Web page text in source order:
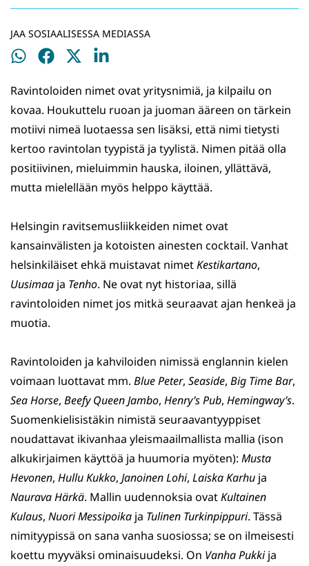
JAA SOSIAALISESSA MEDIASSA
Jaa
Jaa
Jaa
Jaa
Ravintoloiden nimet ovat yritysnimiä, ja kilpailu on
kovaa. Houkuttelu ruoan ja juoman ääreen on tärkein
motiivi nimeä luotaessa sen lisäksi, että nimi tietysti
kertoo ravintolan tyypistä ja tyylistä. Nimen pitää olla
positiivinen, mieluimmin hauska, iloinen, yllättävä,
mutta mielellään myös helppo käyttää.
Helsingin ravitsemusliikkeiden nimet ovat
kansainvälisten ja kotoisten ainesten cocktail. Vanhat
helsinkiläiset ehkä muistavat nimetKestikartano,
Uusimaa ja Tenho. Ne ovat nyt historiaa, sillä
ravintoloiden nimet jos mitkä seuraavat ajan henkeä ja
muotia.
Ravintoloiden ja kahviloiden nimissä englannin kielen
voimaan luottavat mm. Blue Peter, Seaside, Big Time Bar,
Sea Horse, Beefy Queen Jambo, Henry’s Pub, Hemingway’s.
Suomenkielisistäkin nimistä seuraavantyyppiset
noudattavat ikivanhaa yleismaailmallista mallia (ison
alkukirjaimen käyttöä ja huumoria myöten): Musta
Hevonen, Hullu Kukko, Janoinen Lohi, Laiska Karhu ja
Naurava Härkä. Mallin uudennoksia ovatKultainen
Kulaus, Nuori Messipoika ja Tulinen Turkinpippuri. Tässä
nimityypissä on sana vanha suosiossa; se on ilmeisesti
koettu myyväksi ominaisuudeksi. On Vanha Pukkija